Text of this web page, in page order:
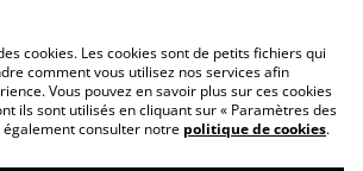
nous
Conditions
de
Politique de cookies
cookies. Les cookies sont de petits fichiers qui
comment vous utilisez nos services afin
Vous pouvez en savoir plus sur ces cookies
ils sont utilisés en cliquant sur « Paramètres des
également consulter notre politique de cookies.